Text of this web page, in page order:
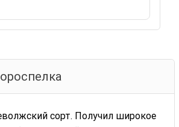
сорт. Получил широкое